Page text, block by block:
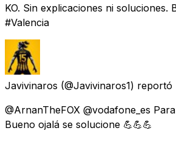
KO. Sin explicaciones ni soluciones.
#Valencia
Javivinaros (@Javivinaros1) reportó
@ArnanTheFOX @vodafone_es
Bueno ojalá se solucione 💪💪💪